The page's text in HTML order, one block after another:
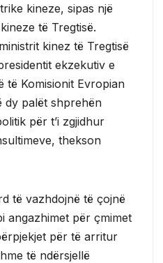
kineze, sipas një
të Tregtisë.
kinez të Tregtisë
ekzekutiv e
të Komisionit Evropian
dy palët shprehën
për t’i zgjidhur
thekson
të vazhdojnë të çojnë
angazhimet për çmimet
për të arritur
të ndërsjellë